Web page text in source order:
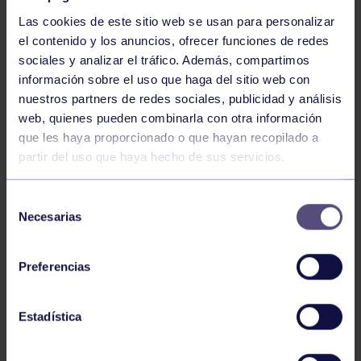
Las cookies de este sitio web se usan para personalizar
el contenido y los anuncios, ofrecer funciones de redes
sociales y analizar el tráfico. Además, compartimos
información sobre el uso que haga del sitio web con
nuestros partners de redes sociales, publicidad y análisis
web, quienes pueden combinarla con otra información
que les haya proporcionado o que hayan recopilado a
partir del uso que haya hecho de sus servicios.
Necesarias
Preferencias
Estadística
Voleibol
CAMPEONAS DE ASTURIAS
Voleibol